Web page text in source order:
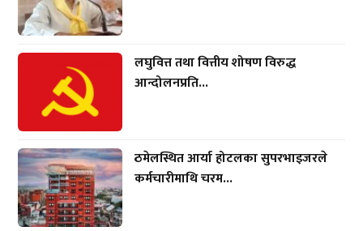
लघुवित्त तथा वित्तीय शोषण विरुद्ध
आन्दोलनप्रति...
ठमेलस्थित आर्या होटलका सुपरभाइजरले
कर्मचारीमाथि चरम...